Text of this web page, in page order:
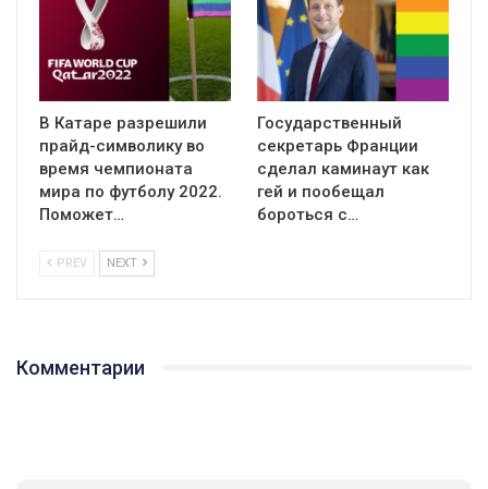
В Катаре разрешили
прайд-символику во
время чемпионата
мира по футболу 2022.
Поможет…
Государственный
секретарь Франции
сделал каминаут как
гей и пообещал
бороться с…
PREV NEXT
Комментарии